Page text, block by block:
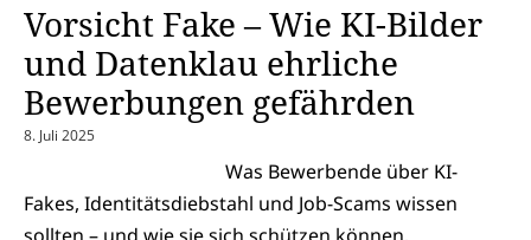
Vorsicht Fake – Wie KI-Bilder
und Datenklau ehrliche
Bewerbungen gefährden
8. Juli 2025
Was Bewerbende über KI-
Fakes, Identitätsdiebstahl und Job-Scams wissen